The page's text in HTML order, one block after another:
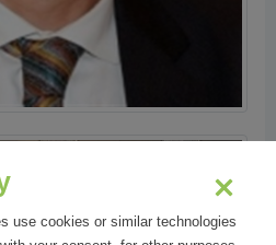
use cookies or similar technologies